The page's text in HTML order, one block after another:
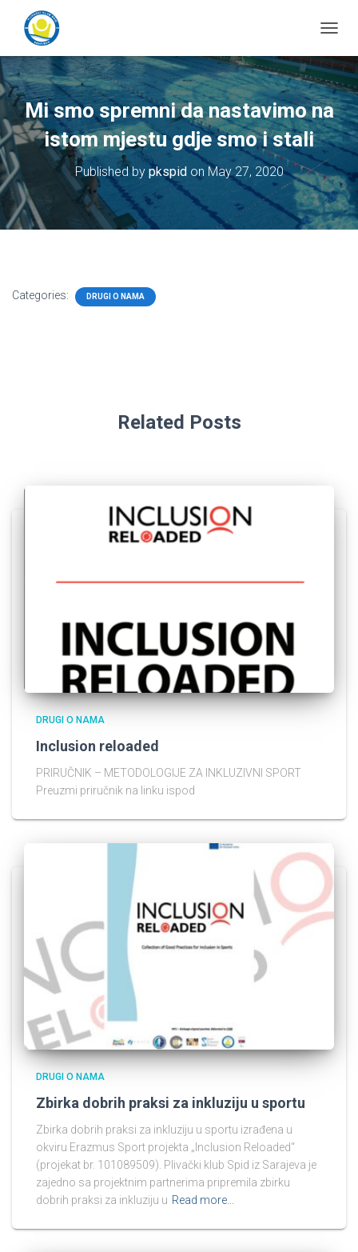
o
g
g
l
e
N
a
v
i
g
a
t
Mi smo spremni da nastavimo na
istom mjestu gdje smo i stali
Published by pkspidon May 27, 2020
Categories: DRUGI O NAMA
Related Posts
DRUGI O NAMA
Inclusion reloaded
PRIRUČNIK – METODOLOGIJE ZA INKLUZIVNI SPORT
Preuzmi priručnik na linku ispod
DRUGI O NAMA
Zbirka dobrih praksi za inkluziju u sportu
Zbirka dobrih praksi za inkluziju u sportu izrađena u
okviru Erazmus Sport projekta „Inclusion Reloaded“
(projekat br. 101089509). Plivački klub Spid iz Sarajeva je
zajedno sa projektnim partnerima pripremila zbirku
dobrih praksi za inkluziju u Read more…